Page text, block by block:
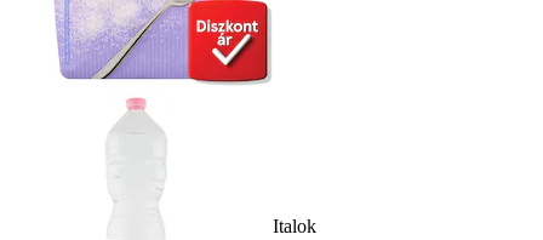
Italok